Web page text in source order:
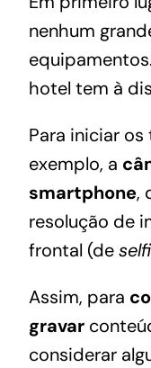
nenhum
hotel tem à
Para iniciar
exemplo, a
smartphone,
resolução de
frontal (de
Assim, para
gravar
considerar